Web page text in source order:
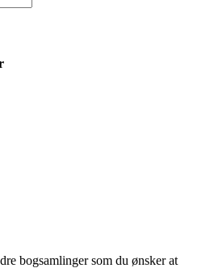
bogsamlinger som du ønsker at